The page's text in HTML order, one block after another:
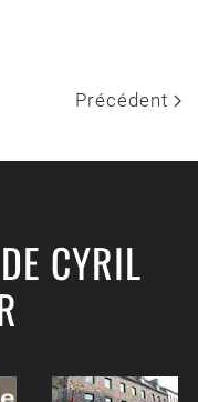
Précédent
CYRIL